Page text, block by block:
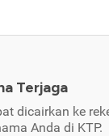
Terjaga
dicairkan ke
Anda di KTP.